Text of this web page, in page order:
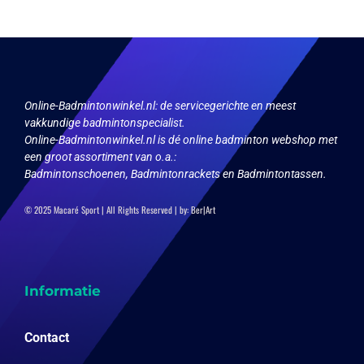
worden
productpagina
Online-Badmintonwinkel.nl:de servicegerichte en meest
vakkundige badmintonspecialist.
Online-Badmintonwinkel.nl is dé online badminton webshop met
een groot assortiment van o.a.:
Badmintonschoenen, Badmintonrackets en Badmintontassen.
© 2025 Macaré Sport | All Rights Reserved | by:Ber|Art
Informatie
Contact